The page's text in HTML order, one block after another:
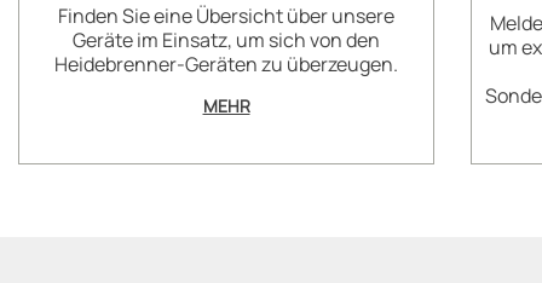
Finden Sie eine Übersicht über unsere
Geräte im Einsatz, um sich von den
Heidebrenner-Geräten zu überzeugen.
MEHR
um